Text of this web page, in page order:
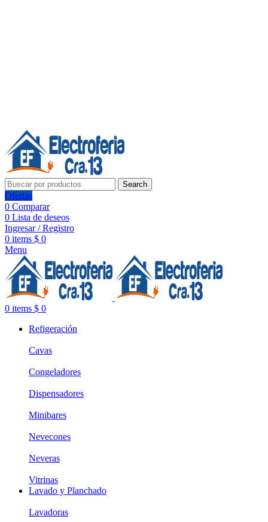
Search
Ofertas
0 Comparar
0 Lista de deseos
Ingresar / Registro
0 items $ 0
Menu
0 items $ 0
Refigeración
Cavas
Congeladores
Dispensadores
Minibares
Nevecones
Neveras
Vitrinas
Lavado y Planchado
Lavadoras